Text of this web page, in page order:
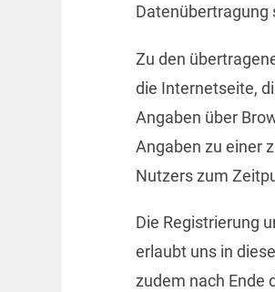
Datenübertragung
Zu den
die Internetseite,
Angaben über
Angaben zu einer
Nutzers zum
Die Registrierung
erlaubt uns in
zudem nach Ende